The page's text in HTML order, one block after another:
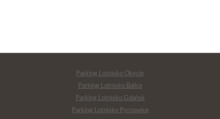
Parking Lotnisko Okęcie
Parking Lotnisko Balice
Parking Lotnisko Gdańsk
Parking Lotnisko Pyrzowice